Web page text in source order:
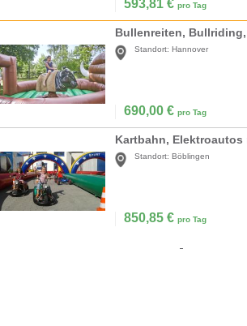
593,81 € pro Tag
Standort: Hannover
690,00 € pro Tag
Standort: Böblingen
850,85 € pro Tag